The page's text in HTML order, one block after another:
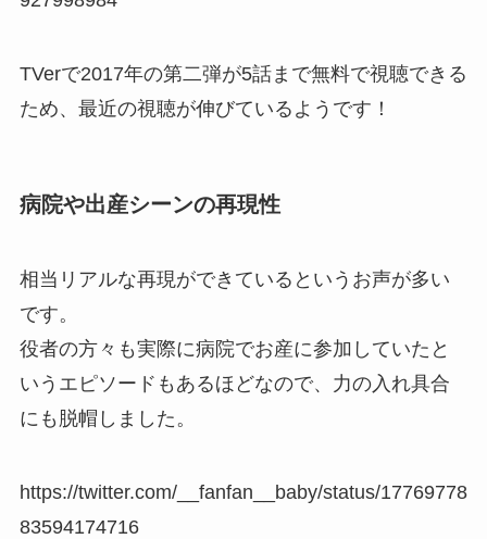
TVerで2017年の第二弾が5話まで無料で視聴できる
ため、最近の視聴が伸びているようです！
病院や出産シーンの再現性
相当リアルな再現ができているというお声が多い
です。
役者の方々も実際に病院でお産に参加していたと
いうエピソードもあるほどなので、力の入れ具合
にも脱帽しました。
https://twitter.com/__fanfan__baby/status/17769778
83594174716